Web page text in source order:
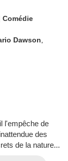
Comédie
Dawson
l'empêche de
des
de la nature...